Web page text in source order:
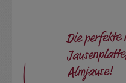
Die
Almjause!